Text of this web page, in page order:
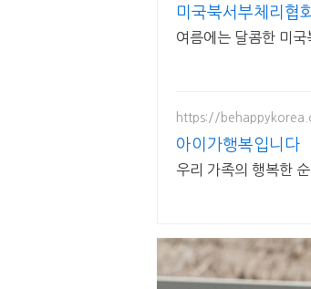
미국북서부체리협
여름에는 달콤한 미
https://
아이가행복입니다
우리 가족의 행복한